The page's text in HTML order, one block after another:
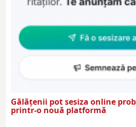
Gălățenii pot sesiza online
printr-o nouă platformă